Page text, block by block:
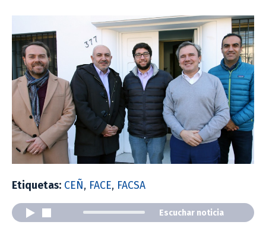
Etiquetas: CEÑ, FACE, FACSA
Escuchar noticia